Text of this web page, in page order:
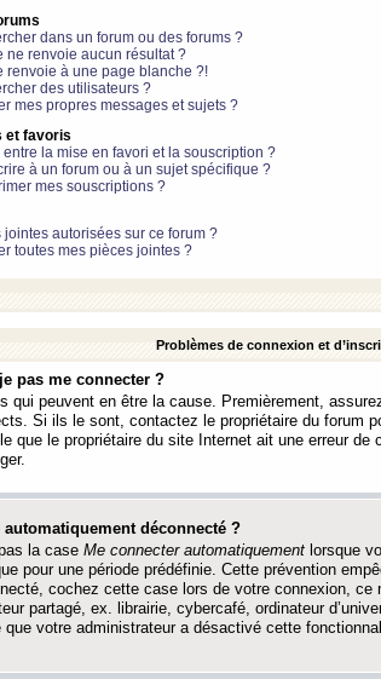
dans un forum ou des forums ?
ne renvoie aucun résultat ?
renvoie à une page blanche ?!
des utilisateurs ?
mes propres messages et sujets ?
et favoris
la mise en favori et la souscription ?
à un forum ou à un sujet spécifique ?
mes souscriptions ?
autorisées sur ce forum ?
toutes mes pièces jointes ?
Problèmes de connexion et
pas me connecter ?
qui peuvent en être la cause. Premièrement,
Si ils le sont, contactez le propriétaire du forum
que le propriétaire du site Internet ait une erreur de
déconnecté ?
la case Me connecter automatiquement lorsque
pour une période prédéfinie. Cette prévention
cochez cette case lors de votre connexion, ce
partagé, ex. librairie, cybercafé, ordinateur
votre administrateur a désactivé cette